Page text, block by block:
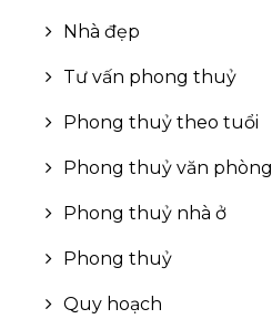
Nhà đẹp
Tư vấn phong thuỷ
Phong thuỷ theo tuổi
Phong thuỷ văn phòng
Phong thuỷ nhà ở
Phong thuỷ
Quy hoạch